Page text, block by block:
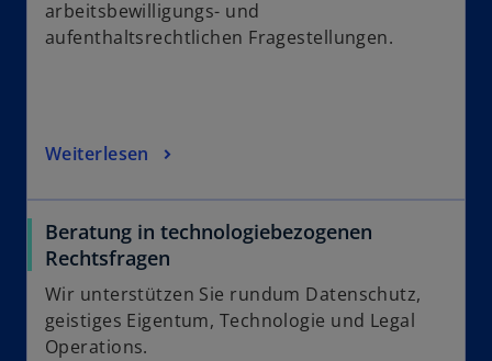
arbeitsbewilligungs- und
aufenthaltsrechtlichen Fragestellungen.
Weiterlesen
Beratung in technologiebezogenen
Rechtsfragen
Wir unterstützen Sie rundum Datenschutz,
geistiges Eigentum, Technologie und Legal
Operations.